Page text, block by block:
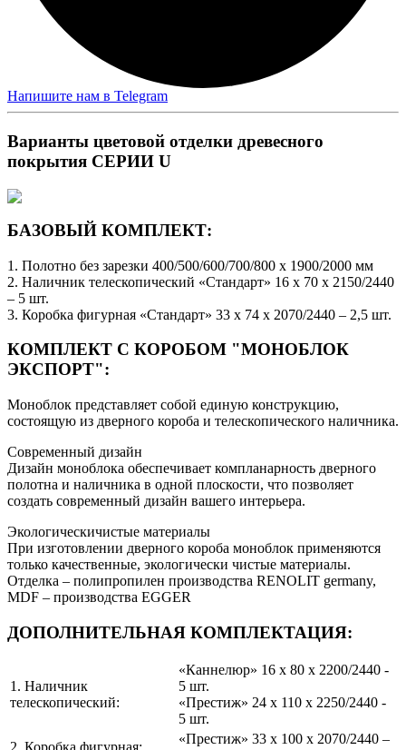
Напишите нам в Telegram
Варианты цветовой отделки древесного
покрытия СЕРИИ U
БАЗОВЫЙ КОМПЛЕКТ:
1. Полотно без зарезки 400/500/600/700/800 x 1900/2000 мм
2. Наличник телескопический «Стандарт» 16 х 70 х 2150/2440
– 5 шт.
3. Коробка фигурная «Стандарт» 33 х 74 х 2070/2440 – 2,5 шт.
КОМПЛЕКТ С КОРОБОМ "МОНОБЛОК
ЭКСПОРТ":
Моноблок представляет собой единую конструкцию,
состоящую из дверного короба и телескопического наличника.
Современный дизайн
Дизайн моноблока обеспечивает компланарность дверного
полотна и наличника в одной плоскости, что позволяет
создать современный дизайн вашего интерьера.
Экологическичистые материалы
При изготовлении дверного короба моноблок применяются
только качественные, экологически чистые материалы.
Отделка – полипропилен производства RENOLIT germany,
MDF – производства EGGER
ДОПОЛНИТЕЛЬНАЯ КОМПЛЕКТАЦИЯ:
1. Наличник
телескопический:
«Каннелюр» 16 x 80 x 2200/2440 -
5 шт.
«Престиж» 24 x 110 x 2250/2440 -
5 шт.
«Престиж» 33 х 100 х 2070/2440 –